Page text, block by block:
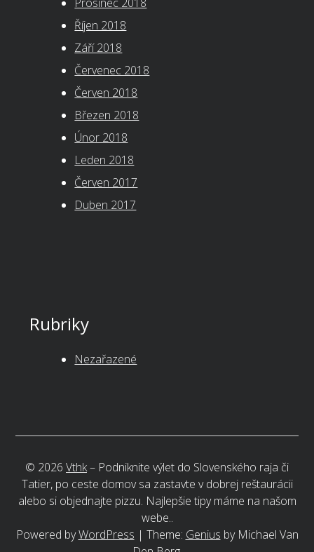
Říjen 2018
Září 2018
Červenec 2018
Červen 2018
Březen 2018
Únor 2018
Leden 2018
Červen 2017
Duben 2017
Rubriky
Nezařazené
© 2026 Vthk– Podniknite výlet do Slovenského raja či
Tatier, po ceste domov sa zastavte v dobrej reštaurácii
alebo si objednajte pizzu. Najlepšie tipy máme na našom
webe..
Powered byWordPress | Theme: Genius by Michael Van